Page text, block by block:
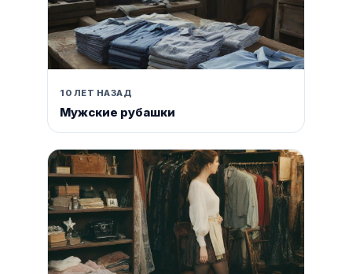
10 ЛЕТ НАЗАД
Мужские рубашки